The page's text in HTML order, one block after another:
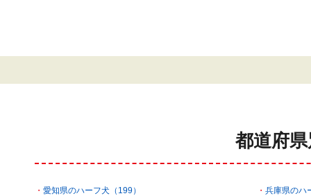
都道府
愛知県のハーフ犬（199）
兵庫県のハ